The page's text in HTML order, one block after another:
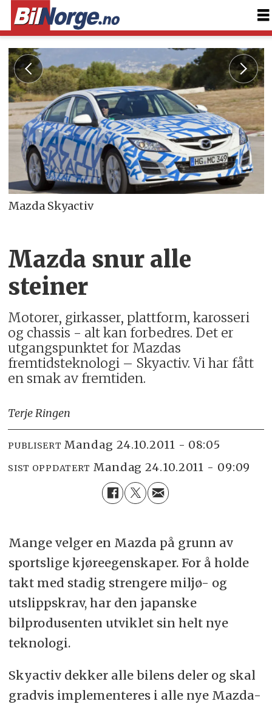
Mazda Skyactiv
Mazda snur alle
steiner
Motorer, girkasser, plattform, karosseri
og chassis - alt kan forbedres. Det er
utgangspunktet for Mazdas
fremtidsteknologi – Skyactiv. Vi har fått
en smak av fremtiden.
Terje Ringen
PUBLISERT mandag 24.10.2011 - 08:05
SIST OPPDATERT mandag 24.10.2011 - 09:09
Mange velger en Mazda på grunn av
sportslige kjøreegenskaper. For å holde
takt med stadig strengere miljø- og
utslippskrav, har den japanske
bilprodusenten utviklet sin helt nye
teknologi.
Skyactiv dekker alle bilens deler og skal
gradvis implementeres i alle nye Mazda-